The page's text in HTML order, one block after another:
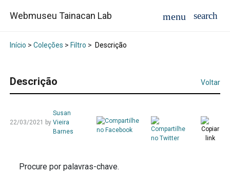
Webmuseu Tainacan Lab
Início > Coleções > Filtro > Descrição
Descrição Voltar
22/03/2021 by
Susan
Vieira
Barnes
Procure por palavras-chave.